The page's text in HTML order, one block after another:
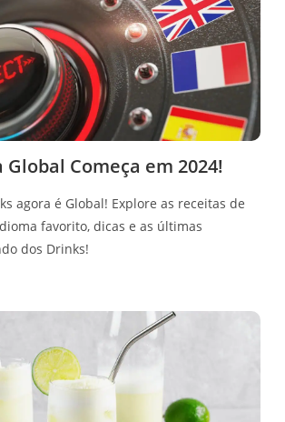
Global Começa em 2024!
agora é Global! Explore as receitas de
favorito, dicas e as últimas
dos Drinks!